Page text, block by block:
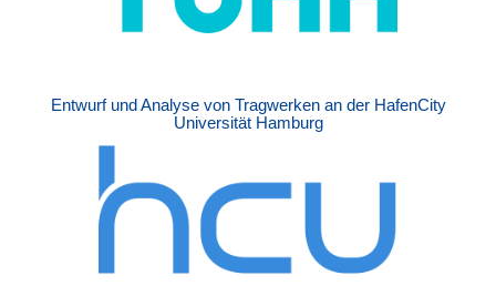
Entwurf und Analyse von Tragwerken an der HafenCity
Universität Hamburg